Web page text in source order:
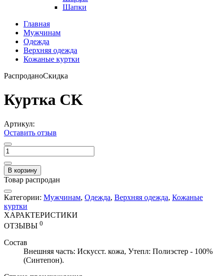
Шапки
Главная
Мужчинам
Одежда
Верхняя одежда
Кожаные куртки
РаспроданоСкидка
Куртка CK
Артикул:
Оставить отзыв
В корзину
Товар распродан
Категории: Мужчинам, Одежда, Верхняя одежда, Кожаные
куртки
ХАРАКТЕРИСТИКИ
ОТЗЫВЫ 0
Состав
Внешняя часть: Искусст. кожа, Утепл: Полиэстер - 100%
(Синтепон).